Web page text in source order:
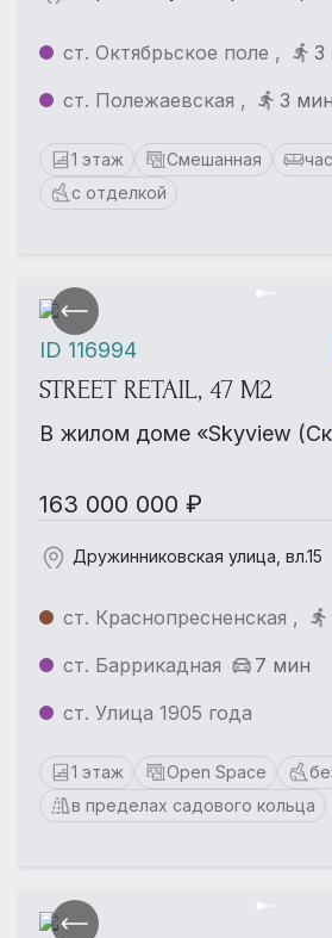
ст. Октябрьское поле ,
3
ст. Полежаевская ,
3 мин
1 этаж Смешанная
с отделкой
STREET RETAIL, 47 М2
В жилом доме «Skyview
163 000 000 ₽
Дружинниковская улица, вл.15
ст. Краснопресненская ,
ст. Баррикадная
7 мин
ст. Улица 1905 года
1 этаж Open Space
в пределах садового кольца
ID 116994